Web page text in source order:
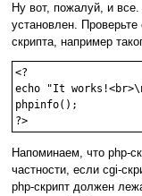
Ну вот, пожалуй, и
установлен.
скрипта, например
<?
echo "It
phpinfo();
?>
Напоминаем, что php-
частности, если cgi-
php-скрипт должен